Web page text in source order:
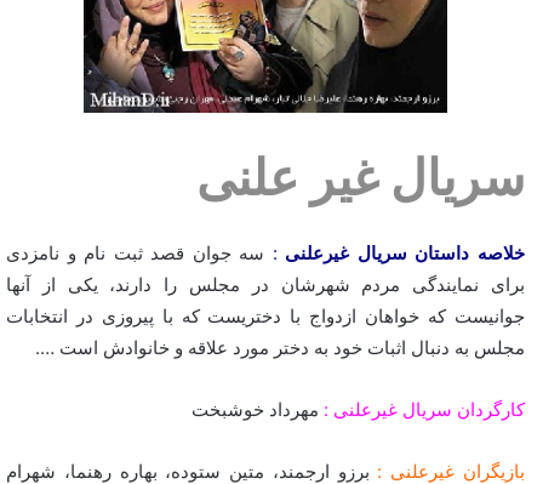
سریال غیر علنی
خلاصه داستان سریال غیرعلنی : سه جوان قصد ثبت نام و نامزدی
برای نمایندگی مردم شهرشان در مجلس را دارند، یکی از آنها
جوانیست که خواهان ازدواج با دختریست که با پیروزی در انتخابات
مجلس به دنبال اثبات خود به دختر مورد علاقه و خانوادش است ….
کارگردان سریال غیرعلنی : مهرداد خوشبخت
بازیگران غیرعلنی : برزو ارجمند، متین ستوده، بهاره رهنما، شهرام